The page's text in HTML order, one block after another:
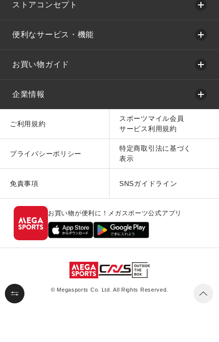
ストアコンセプト
便利なサービス・機能
お買い物ガイド
企業情報
ご利用規約
スポーツマイル会員
サービス利用規約
プライバシーポリシー
特定商取引法に基づく
表示
免責事項 SNSガイドライン
お買い物が便利に！メガスポーツ公式アプリ
© Megasports Co. Ltd. All Rights Reserved.